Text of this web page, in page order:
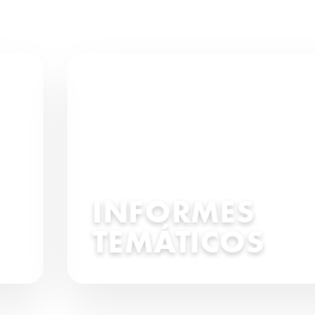
INFORMES
TEMÁTICOS